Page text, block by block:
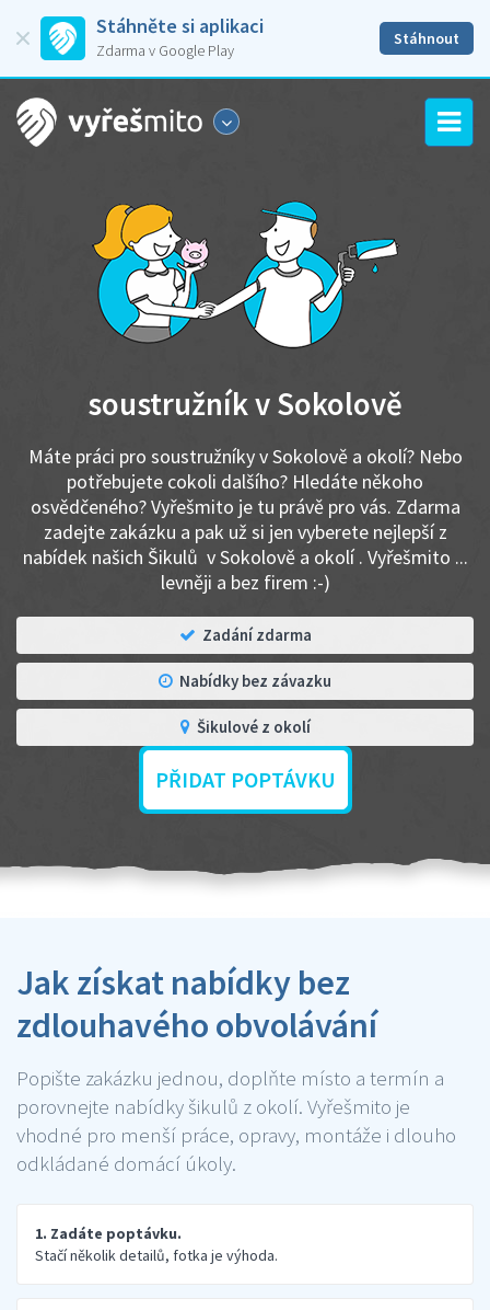
Stáhněte si aplikaci
Zdarma v Google Play
Stáhnout
soustružník v Sokolově
Máte práci pro soustružníky v Sokolově a okolí? Nebo
potřebujete cokoli dalšího? Hledáte někoho
osvědčeného? Vyřešmito je tu právě pro vás. Zdarma
zadejte zakázku a pak už si jen vyberete nejlepší z
nabídek našich Šikulů v Sokolově a okolí . Vyřešmito ...
levněji a bez firem :-)
Zadání zdarma
Nabídky bez závazku
Šikulové z okolí
PŘIDAT POPTÁVKU
Jak získat nabídky bez
zdlouhavého obvolávání
Popište zakázku jednou, doplňte místo a termín a
porovnejte nabídky šikulů z okolí. Vyřešmito je
vhodné pro menší práce, opravy, montáže i dlouho
odkládané domácí úkoly.
1. Zadáte poptávku.
Stačí několik detailů, fotka je výhoda.